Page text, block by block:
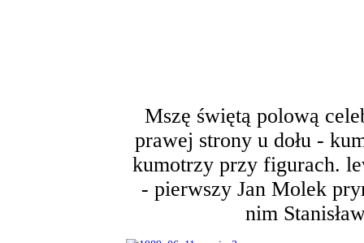
Mszę świętą polową
prawej strony u dołu -
kumotrzy przy figurach.
- pierwszy Jan Molek
nim